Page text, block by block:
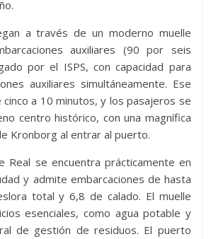
a través de un moderno muelle
auxiliares (90 por seis
por el ISPS, con capacidad para
auxiliares simultáneamente. Ese
a 10 minutos, y los pasajeros se
centro histórico, con una magnífica
Kronborg al entrar al puerto.
Real se encuentra prácticamente en
y admite embarcaciones de hasta
total y 6,8 de calado. El muelle
esenciales, como agua potable y
de gestión de residuos. El puerto